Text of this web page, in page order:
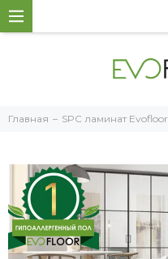
Главная SPC ламинат Evofloor